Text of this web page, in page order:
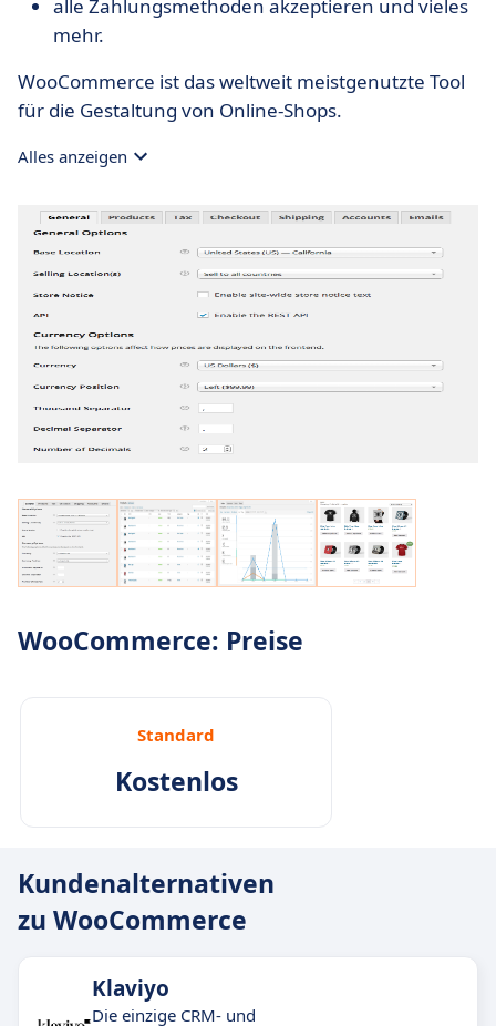
alle Zahlungsmethoden akzeptieren und vieles
mehr.
WooCommerce ist das weltweit meistgenutzte Tool
für die Gestaltung von Online-Shops.
Alles anzeigen
WooCommerce: Preise
Standard
Kostenlos
Kundenalternativen
zu WooCommerce
Klaviyo
Die einzige CRM- und